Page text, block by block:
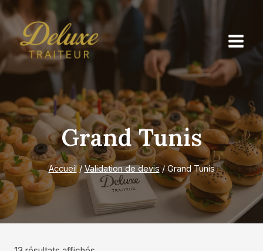
Aller
contenu
Grand Tunis
Accueil / Validation de devis / Grand Tunis